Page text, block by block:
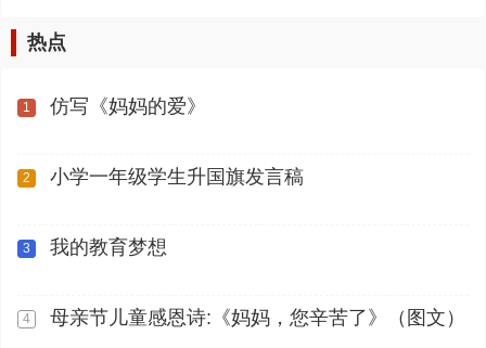
热点
1 仿写《妈妈的爱》
2 小学一年级学生升国旗发言稿
3 我的教育梦想
4 母亲节儿童感恩诗:《妈妈，您辛苦了》（图文）